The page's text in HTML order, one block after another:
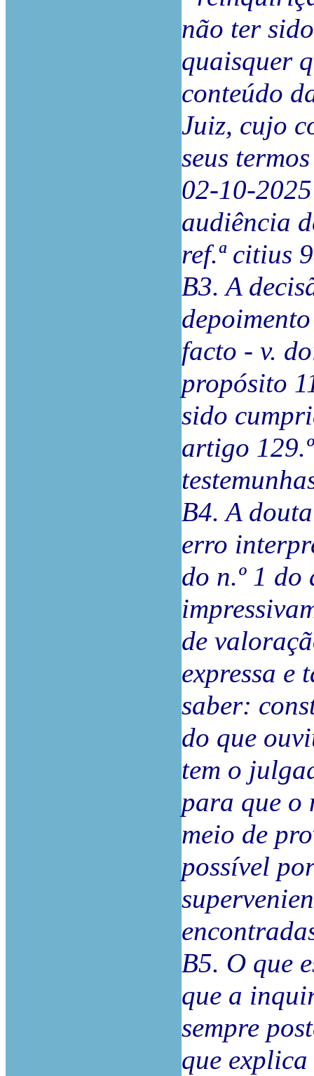
não ter
quaisquer
conteúdo
Juiz, cujo
seus
02-10-
audiência
ref.ª citius
B3. A
facto - v.
propósito
sido
artigo
B4. A
erro
do n.º 1 do
de
expressa e
saber:
do que
tem o
para que o
meio de
possível
B5. O que
que a
sempre
que